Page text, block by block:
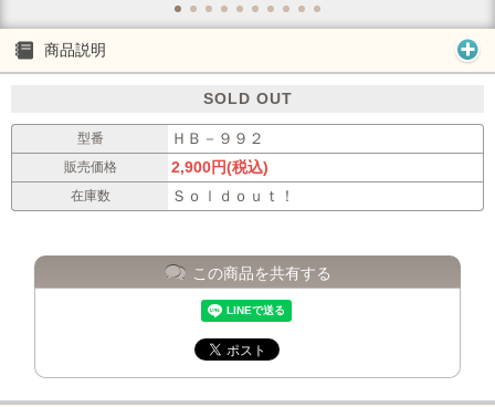
商品説明
SOLD OUT
型番 ＨＢ－９９２
販売価格 2,900円(税込)
在庫数 Ｓｏｌｄｏｕｔ！
この商品を共有する